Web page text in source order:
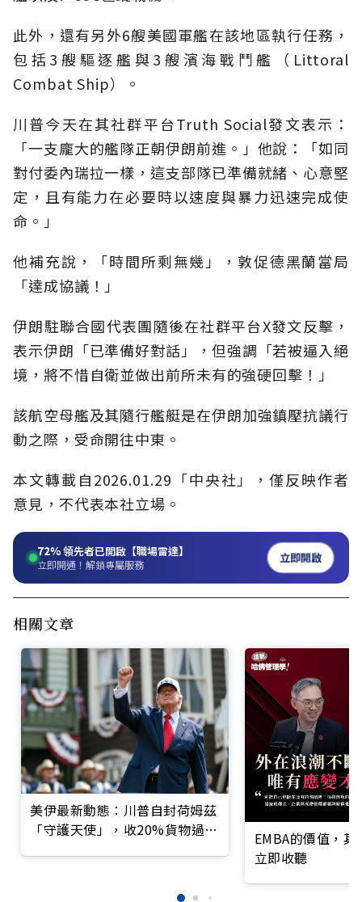
此外，還有另外6艘美國軍艦在該地區執行任務，
包括3艘驅逐艦與3艘濱海戰鬥艦（Littoral
Combat Ship）。
川普今天在其社群平台Truth Social發文表示：
「一支龐大的艦隊正朝伊朗前進。」他說：「如同
對付委內瑞拉一樣，這支部隊已準備就緒、心意堅
定，且有能力在必要時以速度與暴力迅速完成使
命。」
他補充說，「時間所剩無幾」，敦促德黑蘭當局
「達成協議！」
伊朗駐聯合國代表團隨後在社群平台X發文反擊，
表示伊朗「已準備好對話」，但強調「若被逼入絕
境，將不惜自衛並做出前所未有的強硬回擊！」
該航空母艦及其隨行艦艇是在伊朗加強鎮壓抗議行
動之際，受命開往中東。
本文轉載自2026.01.29「中央社」，僅反映作者
意見，不代表本社立場。
72%領先者已開啟【職場雷達】
立即開通！解鎖專屬服務 立即開啟
相關文章
美伊最新動態：川普自封荷姆茲
「守護天使」，收20%貨物過路
EMBA的價值，
立即收聽